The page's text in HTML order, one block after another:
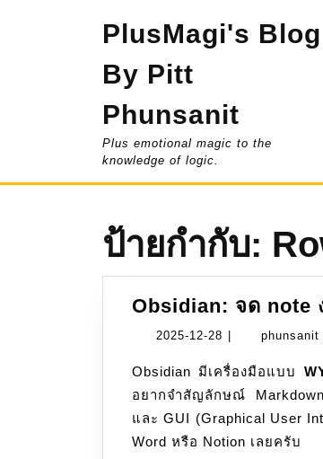
PlusMagi's Blog
By Pitt
Phunsanit
Plus emotional magic to the
knowledge of logic.
ป้ายกำกับ:
Obsidian: จด note
2025-12-28 2025-
28
phunsanit
Obsidian มีเครื่องมือแบบ
อยากจำสัญลักษณ์
และ GUI (Graphical User
Word หรือ Notion เลยครับ